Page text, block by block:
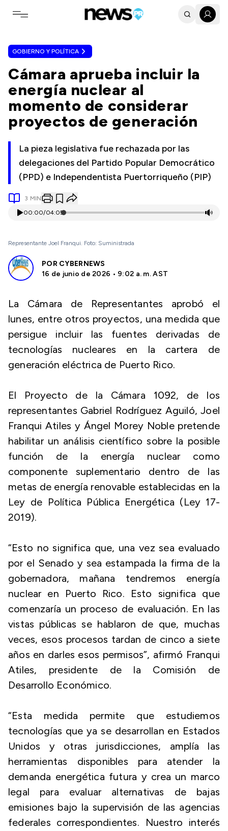
Toggle navigation menu
GOBIERNO Y POLÍTICA
Cámara aprueba incluir la
energía nuclear al
momento de considerar
proyectos de generación
La pieza legislativa fue rechazada por las
delegaciones del Partido Popular Democrático
(PPD) e Independentista Puertorriqueño (PIP)
3 MIN
00:00/04:05
Representante Joel Franqui. Foto: Suministrada
POR CYBERNEWS
16 de junio de 2026 • 9:02 a. m. AST
La Cámara de Representantes aprobó el
lunes, entre otros proyectos, una medida que
persigue incluir las fuentes derivadas de
tecnologías nucleares en la cartera de
generación eléctrica de Puerto Rico.
El Proyecto de la Cámara 1092, de los
representantes Gabriel Rodríguez Aguiló, Joel
Franqui Atiles y Ángel Morey Noble pretende
habilitar un análisis científico sobre la posible
función de la energía nuclear como
componente suplementario dentro de las
metas de energía renovable establecidas en la
Ley de Política Pública Energética (Ley 17-
2019).
“Esto no significa que, una vez sea evaluado
por el Senado y sea estampada la firma de la
gobernadora, mañana tendremos energía
nuclear en Puerto Rico. Esto significa que
comenzaría un proceso de evaluación. En las
vistas públicas se hablaron de que, muchas
veces, esos procesos tardan de cinco a siete
años en darles esos permisos”, afirmó Franqui
Atiles, presidente de la Comisión de
Desarrollo Económico.
“Esta medida permite que estudiemos
tecnologías que ya se desarrollan en Estados
Unidos y otras jurisdicciones, amplía las
herramientas disponibles para atender la
demanda energética futura y crea un marco
legal para evaluar alternativas de bajas
emisiones bajo la supervisión de las agencias
federales correspondientes. Nuestro interés